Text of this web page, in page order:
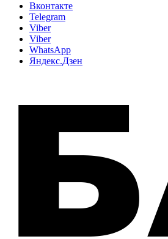
Вконтакте
Telegram
Viber
Viber
WhatsApp
Яндекс.Дзен